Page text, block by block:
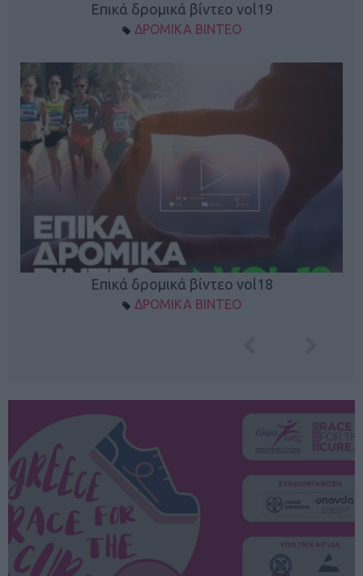
Επικά δρομικά βίντεο vol19
ΔΡΟΜΙΚΑ ΒΙΝΤΕΟ
Επικά δρομικά βίντεο vol18
ΔΡΟΜΙΚΑ ΒΙΝΤΕΟ